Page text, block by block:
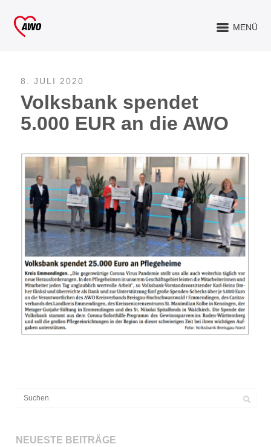
MENÜ
8. JULI 2020
Volksbank spendet
5.000 EUR an die AWO
NEUESTE BEITRÄGE